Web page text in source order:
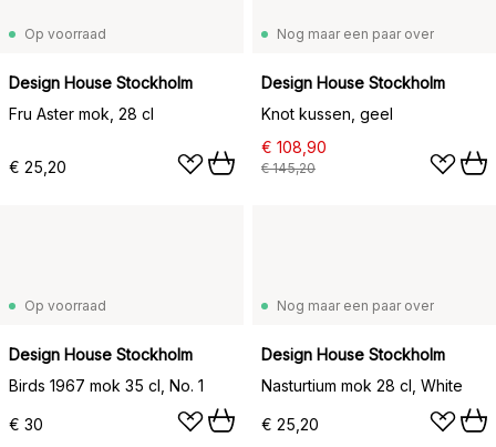
Op voorraad
Design House Stockholm
Fru Aster mok, 28 cl
€ 25,20
Nog maar een paar over
Design House Stockholm
Knot kussen, geel
€ 108,90
€ 145,20
Op voorraad
Design House Stockholm
Birds 1967 mok 35 cl, No. 1
€ 30
Nog maar een paar over
Design House Stockholm
Nasturtium mok 28 cl, White
€ 25,20